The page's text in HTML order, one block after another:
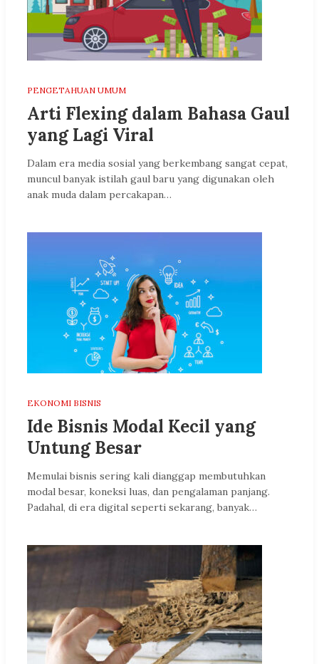
PENGETAHUAN UMUM
Arti Flexing dalam Bahasa Gaul
yang Lagi Viral
Dalam era media sosial yang berkembang sangat cepat,
muncul banyak istilah gaul baru yang digunakan oleh
anak muda dalam percakapan…
EKONOMI BISNIS
Ide Bisnis Modal Kecil yang
Untung Besar
Memulai bisnis sering kali dianggap membutuhkan
modal besar, koneksi luas, dan pengalaman panjang.
Padahal, di era digital seperti sekarang, banyak…